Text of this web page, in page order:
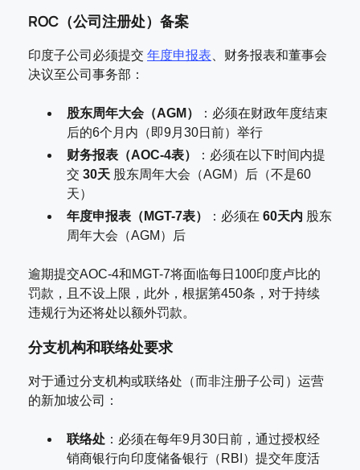
ROC（公司注册处）备案
印度子公司必须提交 年度申报表 、财务报表和董事会
决议至公司事务部：
股东周年大会（AGM）
：必须在财政年度结束
后的6个月内（即9月30日前）举行
财务报表（AOC-4表）
：必须在以下时间内提
交 30天 股东周年大会（AGM）后（不是60
天）
年度申报表（MGT-7表）
：必须在 60天内 股东
周年大会（AGM）后
逾期提交AOC-4和MGT-7将面临每日100印度卢比的
罚款，且不设上限，此外，根据第450条，对于持续
违规行为还将处以额外罚款。
分支机构和联络处要求
对于通过分支机构或联络处（而非注册子公司）运营
的新加坡公司：
联络处 ：必须在每年9月30日前，通过授权经
销商银行向印度储备银行（RBI）提交年度活